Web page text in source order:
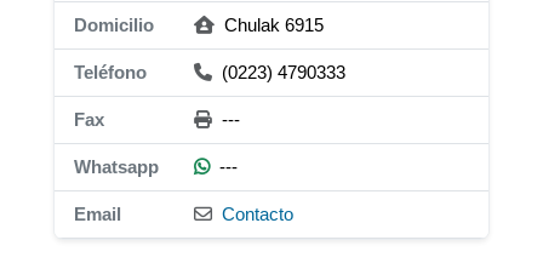
Domicilio Chulak 6915
Teléfono (0223) 4790333
Fax ---
Whatsapp ---
Email Contacto